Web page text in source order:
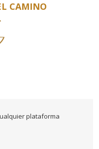
CAMINO
plataforma